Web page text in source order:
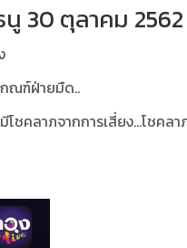
30 ตุลาคม 2562
กณฑ์ฝ่ายมืด..
ชคลาภจากการเสี่ยง...โชคลา